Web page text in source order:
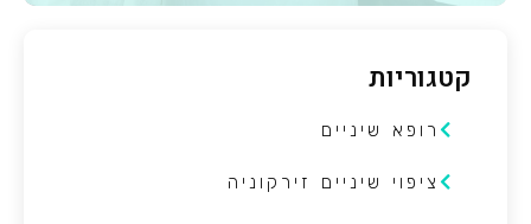
קטגוריות
רופא שיניים
ציפוי שיניים זירקוניה